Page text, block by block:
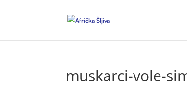
muskarci-vole-